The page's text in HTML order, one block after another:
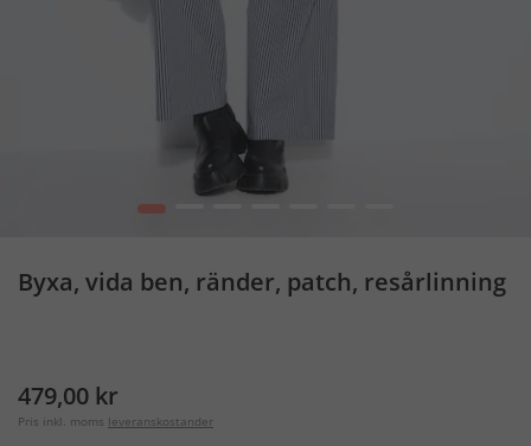
1
Byxa, vida ben, ränder, patch, resårlinning
479,00 kr
Pris inkl. moms leveranskostander